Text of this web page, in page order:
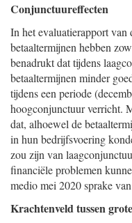
Conjunctuureffecten
In het evaluatierapport van
betaaltermijnen hebben
benadrukt dat tijdens
betaaltermijnen minder
tijdens een periode
hoogconjunctuur verricht.
dat, alhoewel de
in hun bedrijfsvoering
zou zijn van
financiële problemen
medio mei 2020 sprake
Krachtenveld tussen